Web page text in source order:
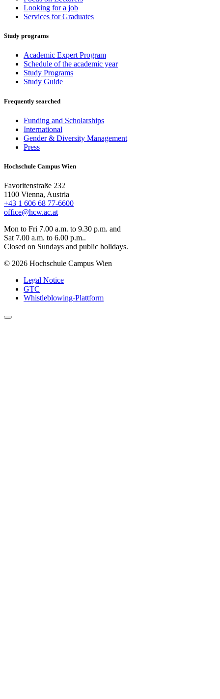
Looking for a job
Services for Graduates
Study programs
Academic Expert Program
Schedule of the academic year
Study Programs
Study Guide
Frequently searched
Funding and Scholarships
International
Gender & Diversity Management
Press
Hochschule Campus Wien
Favoritenstraße 232
1100 Vienna, Austria
+43 1 606 68 77-6600
office@hcw.ac.at
Mon to Fri 7.00 a.m. to 9.30 p.m. and
Sat 7.00 a.m. to 6.00 p.m..
Closed on Sundays and public holidays.
© 2026 Hochschule Campus Wien
Legal Notice
GTC
Whistleblowing-Plattform